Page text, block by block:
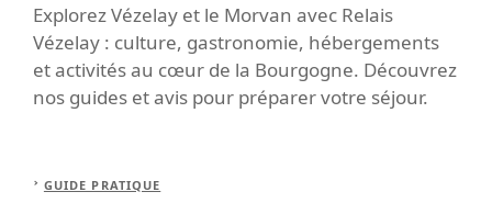
Explorez Vézelay et le Morvan avec Relais
Vézelay : culture, gastronomie, hébergements
et activités au cœur de la Bourgogne. Découvrez
nos guides et avis pour préparer votre séjour.
GUIDE PRATIQUE